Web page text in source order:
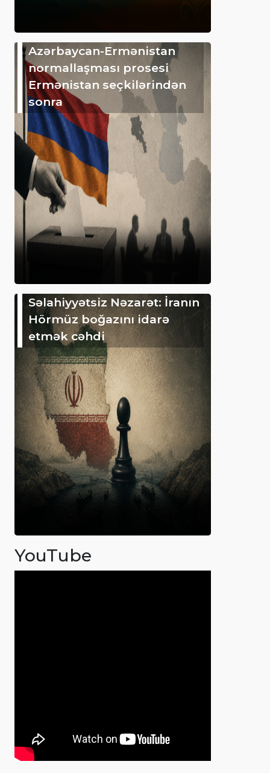
Azərbaycan-Ermənistan
normallaşması prosesi
Ermənistan seçkilərindən
sonra
Səlahiyyətsiz Nəzarət: İranın
Hörmüz boğazını idarə
etmək cəhdi
YouTube